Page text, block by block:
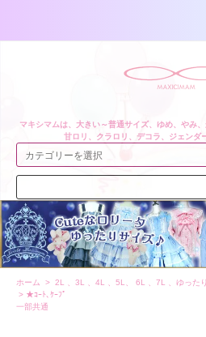
マキシマムは、大きい～普通サイズ、ゆめ、やみ
甘ロリ、クラロリ、デコラ、ジェンダ
ホーム > 2L 、3L 、4L 、5L、 6L 、7L 、ゆった
> ★ｺｰﾄ､ｹｰﾌﾟ
一部共通